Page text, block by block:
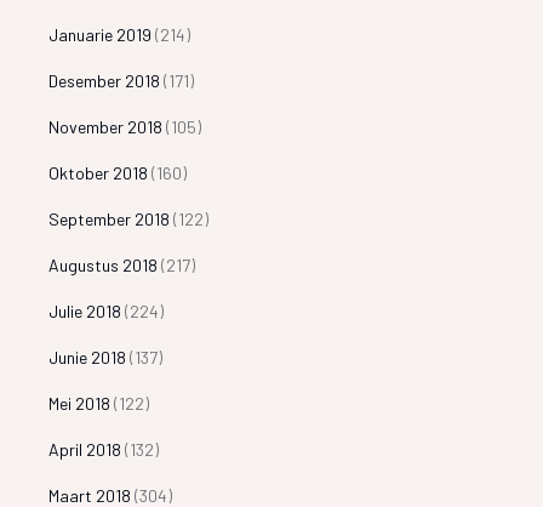
Januarie 2019 (214)
Desember 2018 (171)
November 2018 (105)
Oktober 2018 (160)
September 2018 (122)
Augustus 2018 (217)
Julie 2018 (224)
Junie 2018 (137)
Mei 2018 (122)
April 2018 (132)
Maart 2018 (304)